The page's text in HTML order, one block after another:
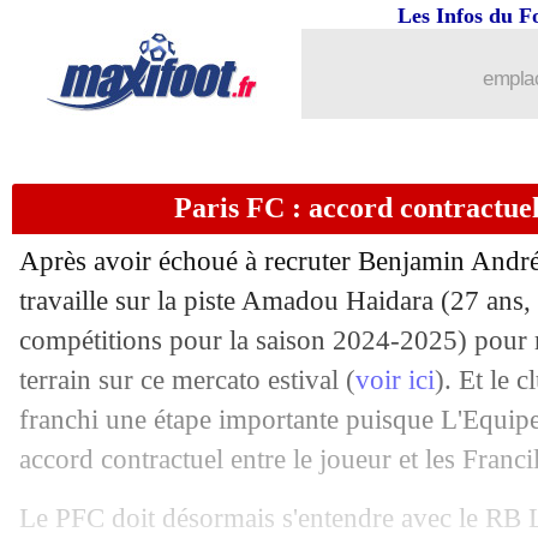
Les Infos du
Paris FC : accord
Après avoir échoué à recruter Benjamin
travaille sur la piste Amadou Haidara (27
compétitions pour la saison 2024-2025)
terrain sur ce mercato estival (voir ici). Et le
franchi une étape importante puisque
accord contractuel entre le joueur et les
Le PFC doit désormais s'entendre avec le
Leipzig
05/08 OM
05/08 Juve: Vlahovic recalé par Man Utd
05/08 Inter : 10 jours pour boucler le deal
05/08 PSG : Lee voudrait partir, mais...
05/08 Divers: Ben Yedder vers la Turquie
Lyon: Sulc prend le N°10 de
05/08 Le Havre: Samatta a signé (officiel)